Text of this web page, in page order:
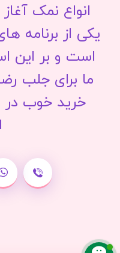
انواع نمک
یکی از برنامه
است و بر این
ما برای جلب
خرید خوب در